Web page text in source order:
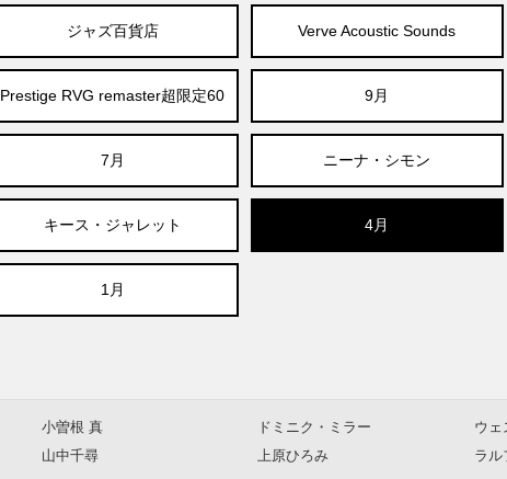
ジャズ百貨店 Verve Acoustic Sounds
Prestige RVG remaster超限定60 9月
7月 ニーナ・シモン
キース・ジャレット 4月
1月
小曽根 真 ドミニク・ミラー
ウェ
山中千尋 上原ひろみ ラル